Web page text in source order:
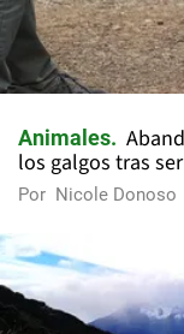
Animales
los galgos tras
Por Nicole Donoso